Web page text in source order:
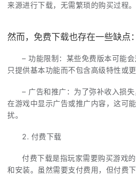
来源进行下载，无需繁琐的购买过程。
然而，免费下载也存在一些缺点：
– 功能限制：某些免费版本可能会
只提供基本功能而不包含高级特性或更
– 广告和推广：为了弥补收入损
在游戏中显示广告或推广内容，这可
扰。
2. 付费下载
付费下载是指玩家需要购买游戏
和安装。虽然需要支付费用，但付费